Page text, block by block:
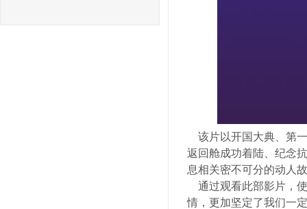
该片以开国大典、第
返回舱成功着陆、纪念
息相关密不可分的动人
通过观看此部影片，
情，更加坚定了我们一